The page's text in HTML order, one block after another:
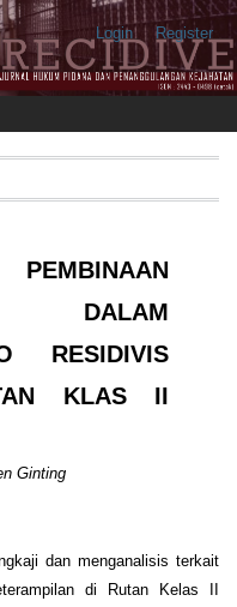
Login Register
DALAM
RESIDIVIS
KLAS II
Ginting
dan menganalisis terkait
di Rutan Kelas II